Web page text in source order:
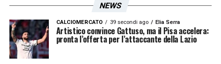
NEWS
CALCIOMERCATO 39 secondi ago Elia Serra
Artistico convince Gattuso, ma il Pisa accelera:
pronta l’offerta per l’attaccante della Lazio